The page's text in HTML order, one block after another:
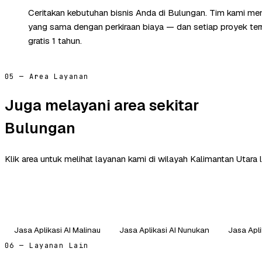
Ceritakan kebutuhan bisnis Anda di Bulungan. Tim kami
yang sama dengan perkiraan biaya — dan setiap proyek
gratis 1 tahun.
05 — Area Layanan
Juga melayani area sekitar
Bulungan
Klik area untuk melihat layanan kami di wilayah Kalimantan Utara
Jasa Aplikasi AI Malinau Jasa Aplikasi AI Nunukan Jasa
06 — Layanan Lain